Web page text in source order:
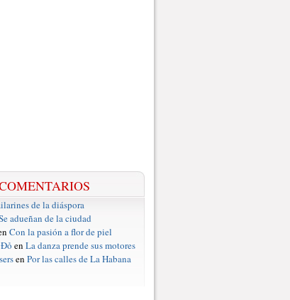
de la diáspora
adueñan de la ciudad
Con la pasión a flor de piel
en La danza prende sus motores
en Por las calles de La Habana